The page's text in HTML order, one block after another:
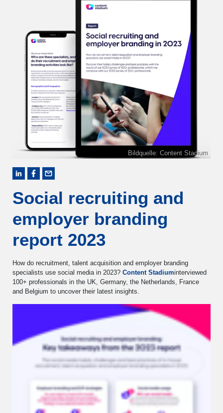
Bildquelle: Content Stadium
Social recruiting and
employer branding
report 2023
How do recruitment, talent acquisition and employer branding
specialists use social media in 2023? Content Stadiuminterviewed
100+ professionals in the UK, Germany, the Netherlands, France
and Belgium to uncover their latest insights.